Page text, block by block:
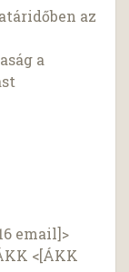
az
a
email]>
<[ÁKK